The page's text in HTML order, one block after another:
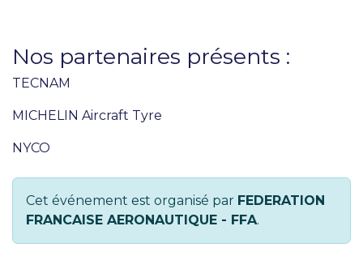
Nos partenaires présents :
TECNAM
MICHELIN Aircraft Tyre
NYCO
Cet événement est organisé par FEDERATION
FRANCAISE AERONAUTIQUE - FFA.